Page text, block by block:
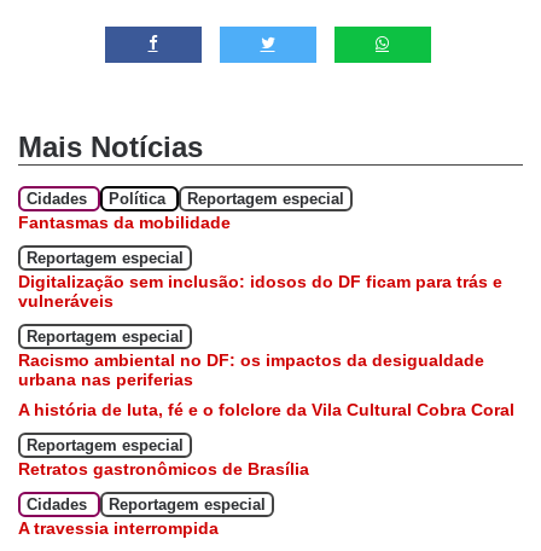
Mais Notícias
Cidades Política Reportagem especial
Fantasmas da mobilidade
Reportagem especial
Digitalização sem inclusão: idosos do DF ficam para trás e
vulneráveis
Reportagem especial
Racismo ambiental no DF: os impactos da desigualdade
urbana nas periferias
A história de luta, fé e o folclore da Vila Cultural Cobra Coral
Reportagem especial
Retratos gastronômicos de Brasília
Cidades Reportagem especial
A travessia interrompida